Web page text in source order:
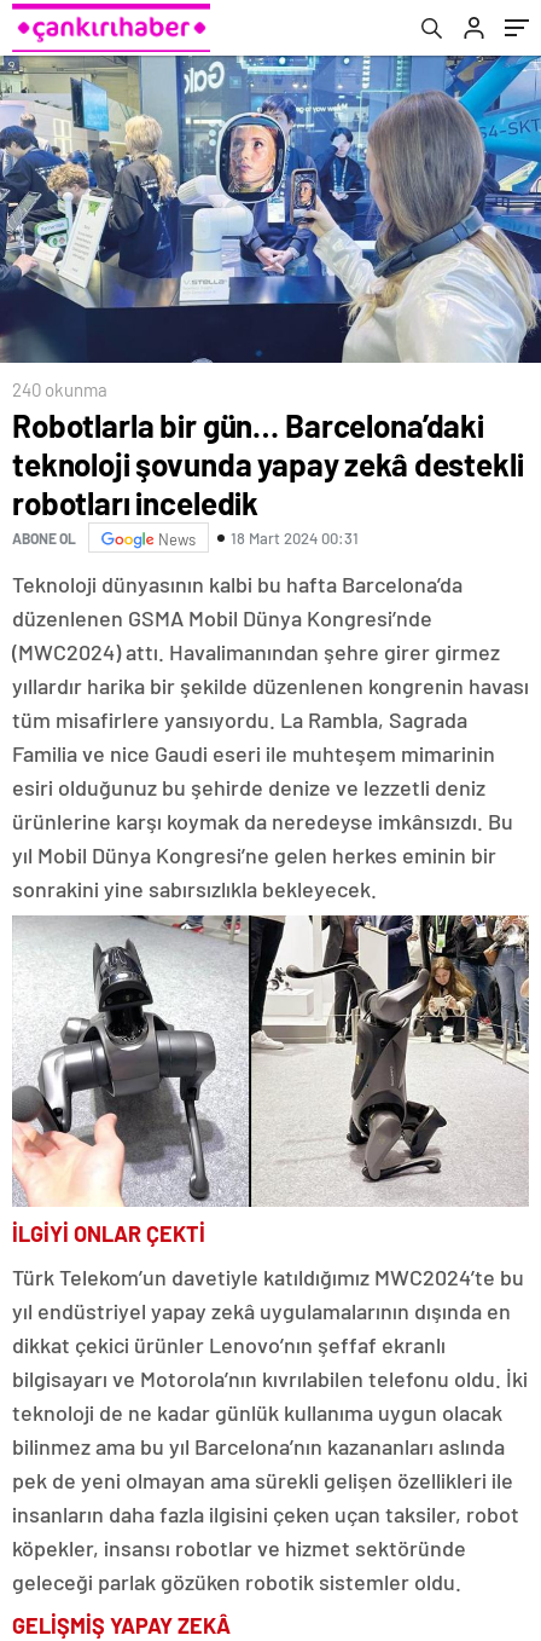
inceledik
240 okunma
Robotlarla bir gün… Barcelona’daki
teknoloji şovunda yapay zekâ destekli
robotları inceledik
ABONE OL News 18 Mart 2024 00:31
Teknoloji dünyasının kalbi bu hafta Barcelona’da
düzenlenen GSMA Mobil Dünya Kongresi’nde
(MWC2024) attı. Havalimanından şehre girer girmez
yıllardır harika bir şekilde düzenlenen kongrenin havası
tüm misafirlere yansıyordu. La Rambla, Sagrada
Familia ve nice Gaudi eseri ile muhteşem mimarinin
esiri olduğunuz bu şehirde denize ve lezzetli deniz
ürünlerine karşı koymak da neredeyse imkânsızdı. Bu
yıl Mobil Dünya Kongresi’ne gelen herkes eminin bir
sonrakini yine sabırsızlıkla bekleyecek.
İLGİYİ ONLAR ÇEKTİ
Türk Telekom’un davetiyle katıldığımız MWC2024’te bu
yıl endüstriyel yapay zekâ uygulamalarının dışında en
dikkat çekici ürünler Lenovo’nın şeffaf ekranlı
bilgisayarı ve Motorola’nın kıvrılabilen telefonu oldu. İki
teknoloji de ne kadar günlük kullanıma uygun olacak
bilinmez ama bu yıl Barcelona’nın kazananları aslında
pek de yeni olmayan ama sürekli gelişen özellikleri ile
insanların daha fazla ilgisini çeken uçan taksiler, robot
köpekler, insansı robotlar ve hizmet sektöründe
geleceği parlak gözüken robotik sistemler oldu.
GELİŞMİŞ YAPAY ZEKÂ